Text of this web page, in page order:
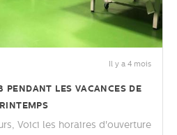
Il y a 4 mois
les vacances de
Voici les horaires d'ouverture